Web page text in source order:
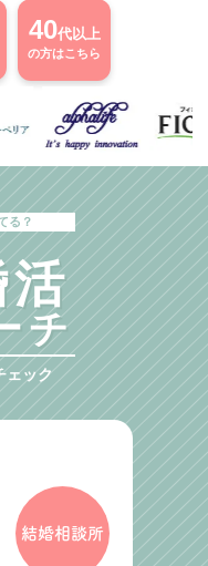
40代以上
の方はこちら
る？
活
チ
ェック
結婚相談所